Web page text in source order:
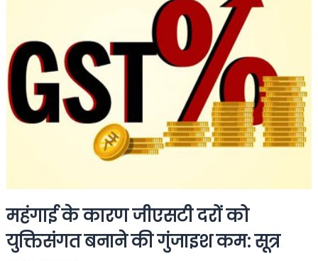
महंगाई के कारण जीएसटी दरों को
युक्तिसंगत बनाने की गुंजाइश कम: सूत्र